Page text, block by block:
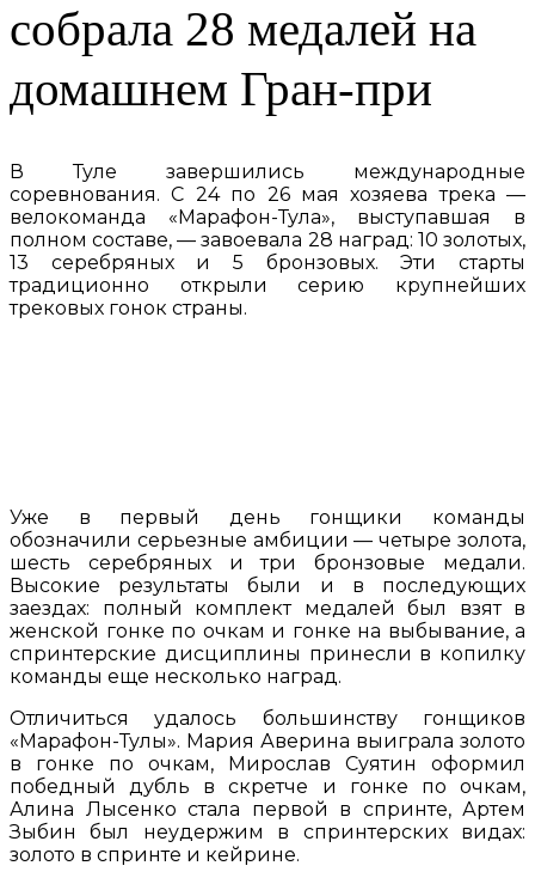
собрала 28 медалей на
домашнем Гран-при
В Туле завершились международные
соревнования. С 24 по 26 мая хозяева трека —
велокоманда «Марафон-Тула», выступавшая в
полном составе, — завоевала 28 наград: 10 золотых,
13 серебряных и 5 бронзовых. Эти старты
традиционно открыли серию крупнейших
трековых гонок страны.
Уже в первый день гонщики команды
обозначили серьезные амбиции — четыре золота,
шесть серебряных и три бронзовые медали.
Высокие результаты были и в последующих
заездах: полный комплект медалей был взят в
женской гонке по очкам и гонке на выбывание, а
спринтерские дисциплины принесли в копилку
команды еще несколько наград.
Отличиться удалось большинству гонщиков
«Марафон-Тулы». Мария Аверина выиграла золото
в гонке по очкам, Мирослав Суятин оформил
победный дубль в скретче и гонке по очкам,
Алина Лысенко стала первой в спринте, Артем
Зыбин был неудержим в спринтерских видах:
золото в спринте и кейрине.